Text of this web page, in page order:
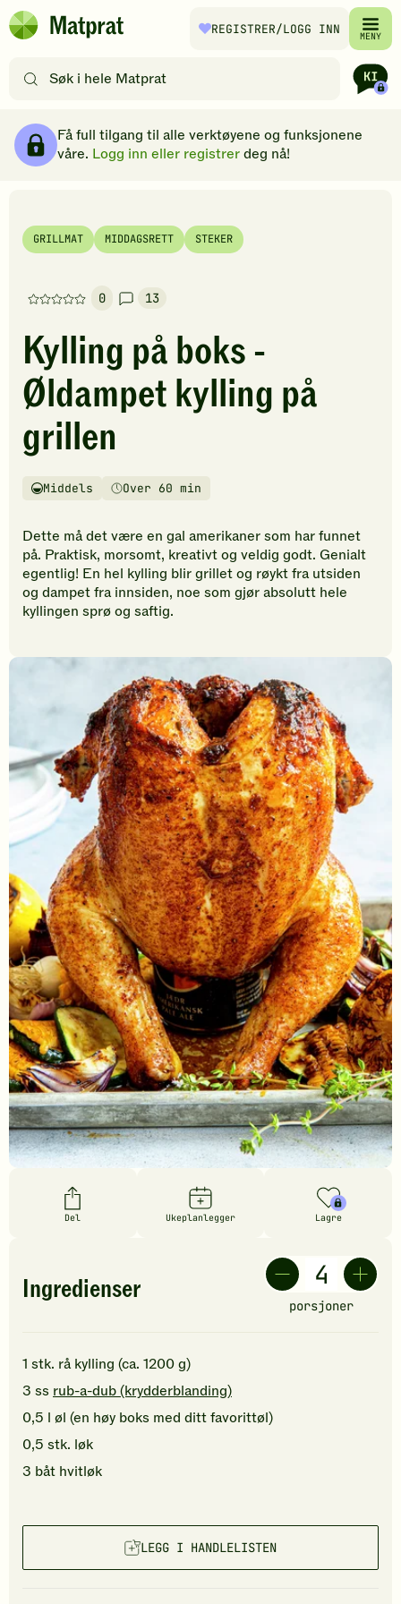
Hopp til hovedinnhold
Matprat
REGISTRER/LOGG INN MENY
etter
filtre
Få full tilgang til alle verktøyene og funksjonene
våre. Logg inn eller registrerdeg nå!
GRILLMAT MIDDAGSRETT STEKER
0
Denne
har
foreløpig
ingen
vurderinger.
Bli
den
til
denne
oppskriften.
13
Kylling på boks -
Øldampet kylling på
grillen
Vanskelighetsgrad
Middels
TilberedningstidOver 60 min
Dette må det være en gal amerikaner som har funnet
på. Praktisk, morsomt, kreativt og veldig godt. Genialt
egentlig! En hel kylling blir grillet og røykt fra utsiden
og dampet fra innsiden, noe som gjør absolutt hele
kyllingen sprø og saftig.
Del Ukeplanlegger Lagre
Ingredienser
porsjoner
1 stk. rå kylling (ca. 1200 g)
3 ss rub-a-dub (krydderblanding)
0,5 l øl (en høy boks med ditt favorittøl)
0,5 stk. løk
3 båt hvitløk
LEGG I HANDLELISTEN